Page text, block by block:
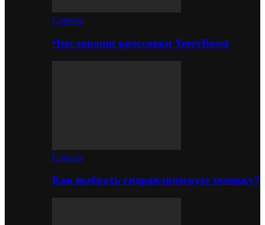
Советы
Чем хороши кроссовки YeezyBoost
Советы
Как выбрать гидравлическую тележку?